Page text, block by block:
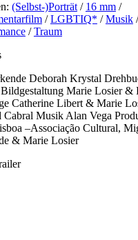
(Selbst-)Porträt/ 16 mm/
/LGBTIQ* /Musik/
/Traum
Deborah Krystal
Bildgestaltung Marie Losier &
Catherine Libert & Marie
Cabral MusikAlan Vega
–Associação Cultural,
& Marie Losier